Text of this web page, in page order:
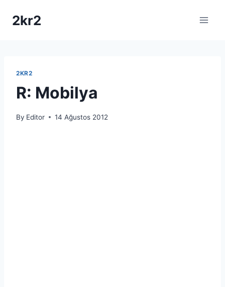
2kr2
2KR2
R: Mobilya
By Editor 14 Ağustos 2012